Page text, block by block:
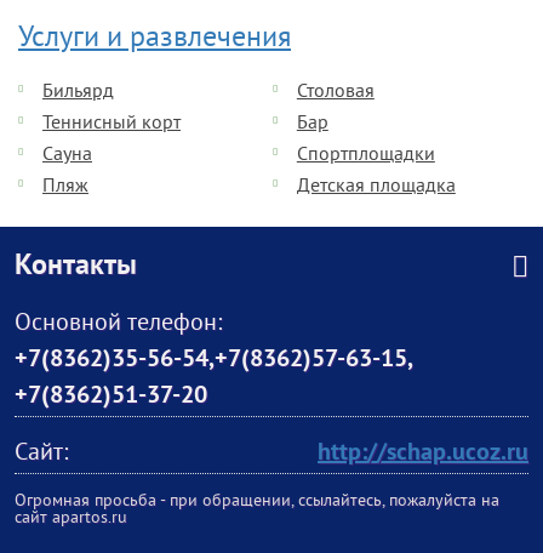
Услуги и развлечения
Бильярд
Столовая
Теннисный корт
Бар
Сауна
Спортплощадки
Пляж
Детская площадка
Контакты
Основной телефон:
+7(8362)35-56-54,+7(8362)57-63-15,
+7(8362)51-37-20
Сайт:
http://schap.ucoz.ru
Огромная просьба - при обращении, ссылайтесь, пожалуйста на
сайт apartos.ru